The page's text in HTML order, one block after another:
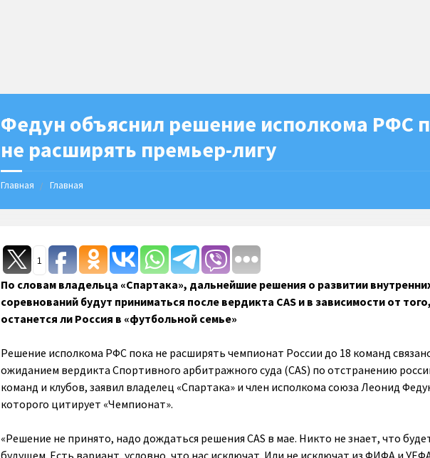
Федун объяснил решение исполкома РФС
не расширять премьер-лигу
Главная Главная
1
По словам владельца «Спартака», дальнейшие решения о развитии
соревнований будут приниматься после вердикта CAS и в зависимости от того,
останется ли Россия в «футбольной семье»
Решение исполкома РФС пока не расширять чемпионат России до 18 команд
ожиданием вердикта Спортивного арбитражного суда (CAS) по отстранению
команд и клубов, заявил владелец «Спартака» и член исполкома союза Леонид
которого цитирует «Чемпионат».
«Решение не принято, надо дождаться решения CAS в мае. Никто не знает, что
будущем. Есть вариант, условно, что нас исключат. Или не исключат из ФИФА и